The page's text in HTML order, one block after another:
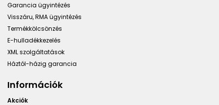
Garancia ügyintézés
Visszáru, RMA ügyintézés
Termékkölcsönzés
E-hulladékkezelés
XML szolgáltatások
Háztól-házig garancia
Információk
Akciók